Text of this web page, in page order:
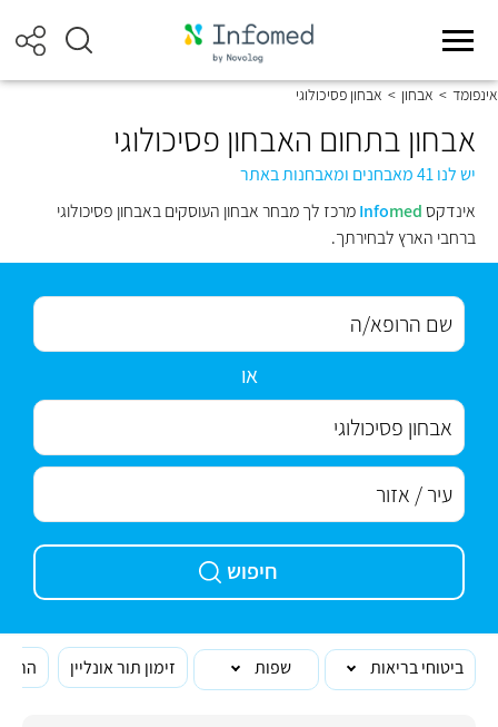
אינפומד > אבחון > אבחון פסיכולוגי
אבחון בתחום האבחון פסיכולוגי
יש לנו 41 מאבחנים ומאבחנות באתר
אינדקס
Infomed
מרכז לך מבחר אבחון העוסקים באבחון פסיכולוגי
ברחבי הארץ לבחירתך.
או
חיפוש
ביטוחי בריאות שפות זימון תור אונליין